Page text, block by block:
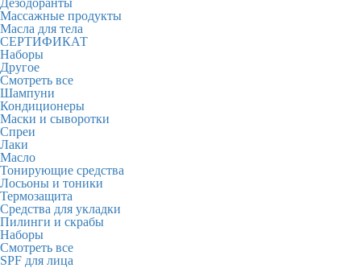
Дезодоранты
Массажные продукты
Масла для тела
СЕРТИФИКАТ
Наборы
Другое
Смотреть все
Шампуни
Кондиционеры
Маски и сыворотки
Спреи
Лаки
Масло
Тонирующие средства
Лосьоны и тоники
Термозащита
Средства для укладки
Пилинги и скрабы
Наборы
Смотреть все
SPF для лица